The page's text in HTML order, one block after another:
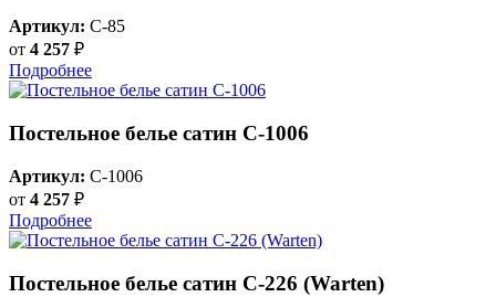
Артикул: C-85
от 4 257 ₽
Подробнее
Постельное белье сатин C-1006
Артикул: C-1006
от 4 257 ₽
Подробнее
Постельное белье сатин С-226 (Warten)